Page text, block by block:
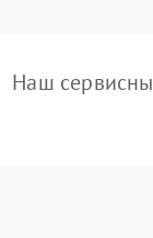
Наш